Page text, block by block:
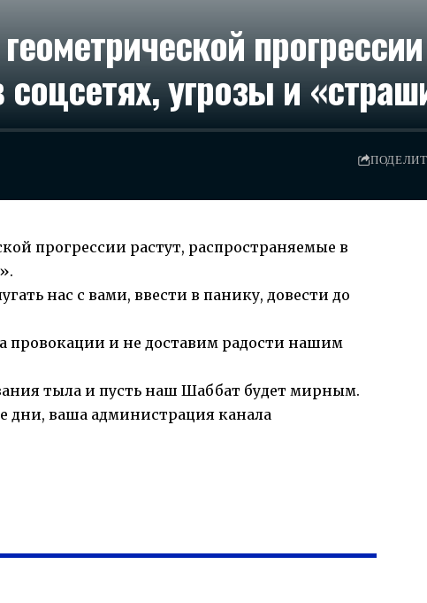
угрозы и
прогрессии растут, распространяемые в
нас с вами, ввести в панику, довести до
провокации и не доставим радости нашим
тыла и пусть наш Шаббат будет мирным.
дни, ваша администрация канала